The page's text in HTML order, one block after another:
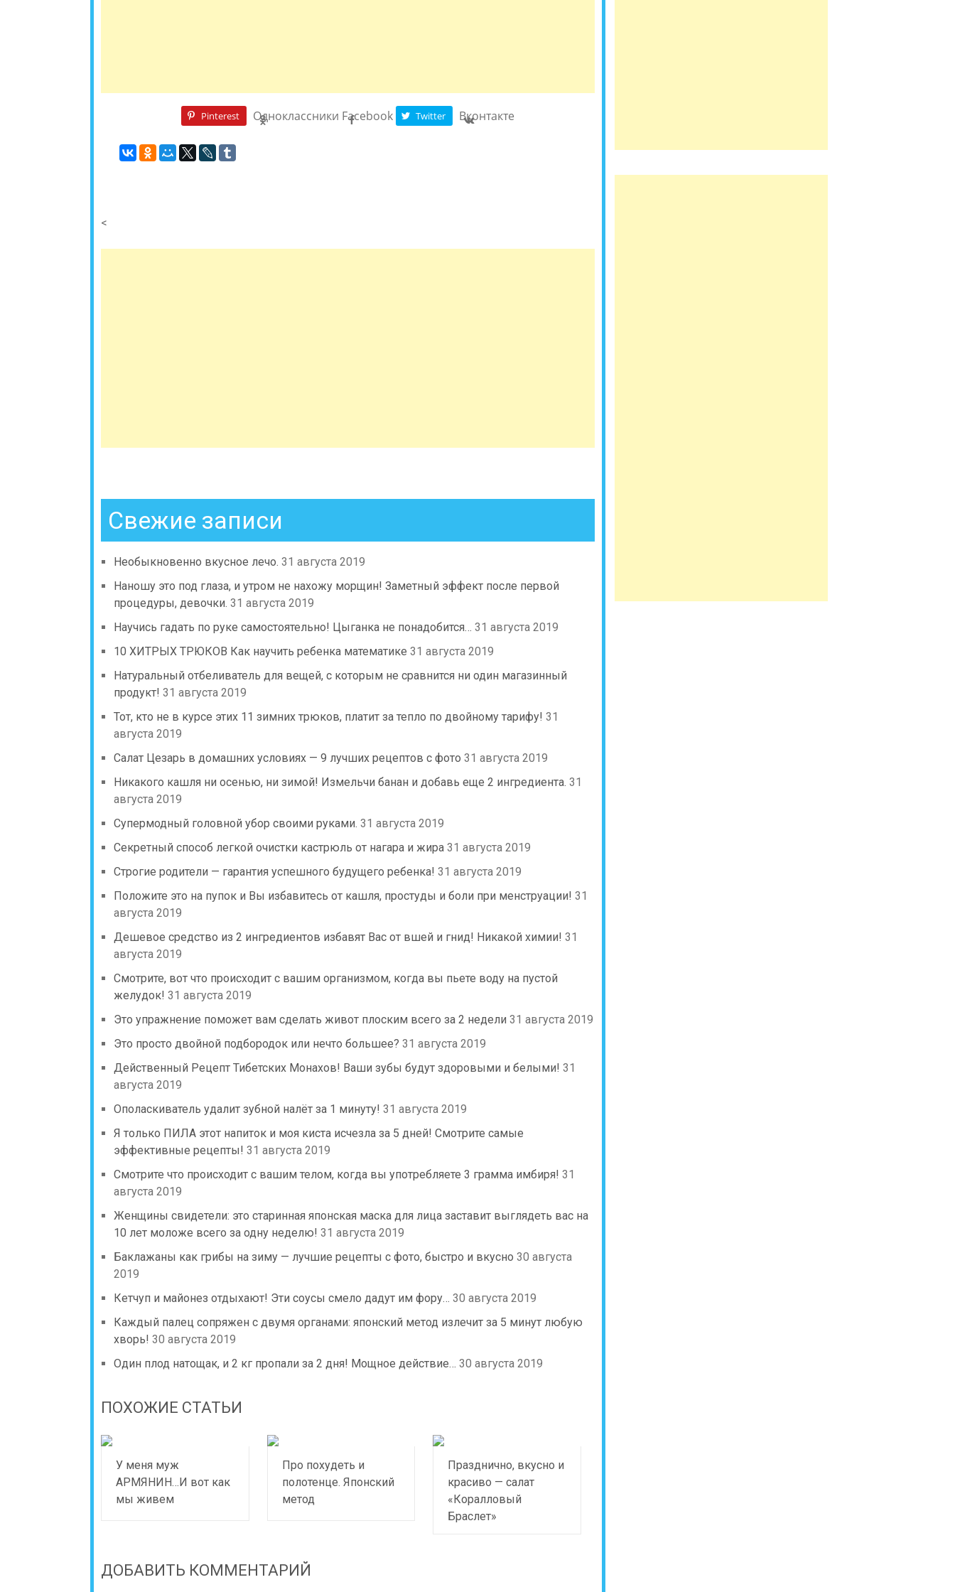
Pinterest Одноклассники Facebook Twitter Вконтакте
<
Свежие записи
Необыкновенно вкусное лечо. 31 августа 2019
Наношу это под глаза, и утром не нахожу морщин! Заметный эффект после первой
процедуры, девочки. 31 августа 2019
Научись гадать по руке самостоятельно! Цыганка не понадобится… 31 августа 2019
10 ХИТРЫХ ТРЮКОВ Как научить ребенка математике 31 августа 2019
Натуральный отбеливатель для вещей, с которым не сравнится ни один магазинный
продукт! 31 августа 2019
Тот, кто не в курсе этих 11 зимних трюков, платит за тепло по двойному тарифу! 31
августа 2019
Салат Цезарь в домашних условиях — 9 лучших рецептов с фото 31 августа 2019
Никакого кашля ни осенью, ни зимой! Измельчи банан и добавь еще 2 ингредиента. 31
августа 2019
Супермодный головной убор своими руками. 31 августа 2019
Секретный способ легкой очистки кастрюль от нагара и жира 31 августа 2019
Строгие родители — гарантия успешного будущего ребенка! 31 августа 2019
Положите это на пупок и Вы избавитесь от кашля, простуды и боли при менструации! 31
августа 2019
Дешевое средство из 2 ингредиентов избавят Вас от вшей и гнид! Никакой химии! 31
августа 2019
Смотрите, вот что происходит с вашим организмом, когда вы пьете воду на пустой
желудок! 31 августа 2019
Это упражнение поможет вам сделать живот плоским всего за 2 недели 31 августа 2019
Это просто двойной подбородок или нечто большее? 31 августа 2019
Действенный Рецепт Тибетских Монахов! Ваши зубы будут здоровыми и белыми! 31
августа 2019
Ополаскиватель удалит зубной налёт за 1 минуту! 31 августа 2019
Я только ПИЛА этот напиток и моя киста исчезла за 5 дней! Смотрите самые
эффективные рецепты! 31 августа 2019
Смотрите что происходит с вашим телом, когда вы употребляете 3 грамма имбиря! 31
августа 2019
Женщины свидетели: это старинная японская маска для лица заставит выглядеть вас на
10 лет моложе всего за одну неделю! 31 августа 2019
Баклажаны как грибы на зиму — лучшие рецепты с фото, быстро и вкусно 30 августа
2019
Кетчуп и майонез отдыхают! Эти соусы смело дадут им фору… 30 августа 2019
Каждый палец сопряжен с двумя органами: японский метод излечит за 5 минут любую
хворь! 30 августа 2019
Один плод натощак, и 2 кг пропали за 2 дня! Мощное действие… 30 августа 2019
ПОХОЖИЕ СТАТЬИ
У меня муж
АРМЯНИН…И вот как
мы живем
Про похудеть и
полотенце. Японский
метод
Празднично, вкусно и
красиво — салат
«Коралловый
Браслет»
ДОБАВИТЬ КОММЕНТАРИЙ